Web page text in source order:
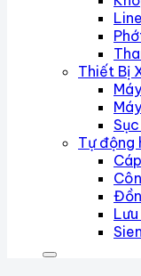
Thiết Bị
Tự động